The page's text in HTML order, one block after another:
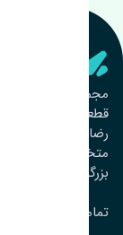
قطعات خودرو آغاز
رضایت مشتریان
متخصص و جوان را
بزرگواران را
تمامی حقوق مادی